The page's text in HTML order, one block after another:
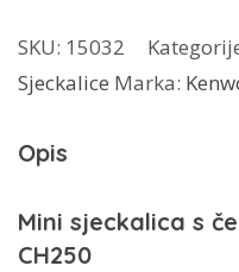
250
količina
SKU: 15032
Sjeckalice Marka:
Opis
Mini sjeckalica s
CH250